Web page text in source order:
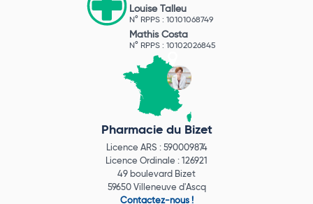
Louise Talleu
N° RPPS : 10101068749
Mathis Costa
N° RPPS : 10102026845
Pharmacie du Bizet
Licence ARS : 590009874
Licence Ordinale : 126921
49 boulevard Bizet
59650 Villeneuve d'Ascq
Contactez-nous !